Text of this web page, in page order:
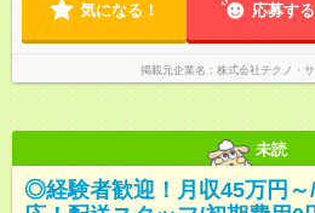
気になる！ 応募する
掲載元企業名 株式会社テクノ・
未読
◎経験者歓迎！月収45万円